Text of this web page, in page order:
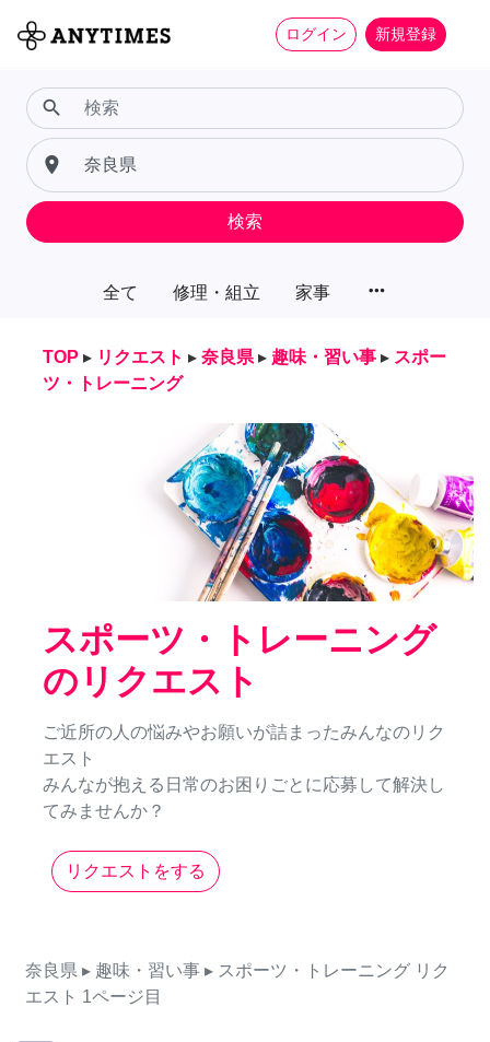
ログイン 新規登録
全て 修理・組立 家事 more_horiz
search
place
検索
TOP ▸ リクエスト ▸ 奈良県 ▸ 趣味・習い事 ▸ スポー
ツ・トレーニング
スポーツ・トレーニング
のリクエスト
ご近所の人の悩みやお願いが詰まったみんなのリク
エスト
みんなが抱える日常のお困りごとに応募して解決し
てみませんか？
リクエストをする
奈良県 ▸ 趣味・習い事 ▸ スポーツ・トレーニング リク
エスト 1ページ目